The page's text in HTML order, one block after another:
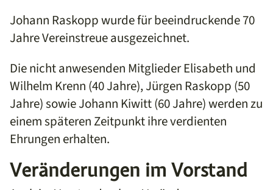
Johann Raskopp wurde für beeindruckende 70
Jahre Vereinstreue ausgezeichnet.
Die nicht anwesenden Mitglieder Elisabeth und
Wilhelm Krenn (40 Jahre), Jürgen Raskopp (50
Jahre) sowie Johann Kiwitt (60 Jahre) werden zu
einem späteren Zeitpunkt ihre verdienten
Ehrungen erhalten.
Veränderungen im Vorstand